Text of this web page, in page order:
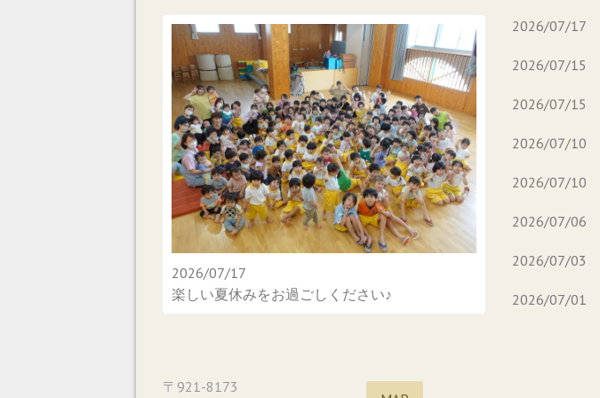
2026/07/17
楽しい夏休みをお過ごしください♪
2026/07/17
2026/07/15
2026/07/15
2026/07/10
2026/07/10
2026/07/06
2026/07/03
2026/07/01
〒921-8173